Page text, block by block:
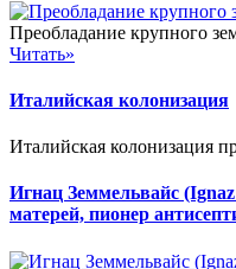
Преобладание крупного
Читать»
Италийская колонизация
Италийская колонизация
Игнац Земмельвайс
матерей, пионер